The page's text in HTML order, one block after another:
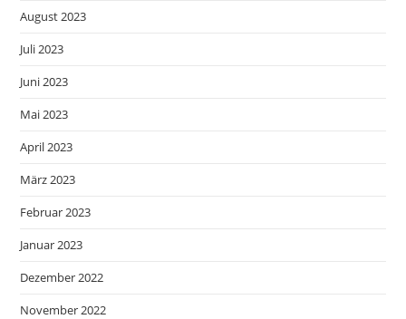
August 2023
Juli 2023
Juni 2023
Mai 2023
April 2023
März 2023
Februar 2023
Januar 2023
Dezember 2022
November 2022